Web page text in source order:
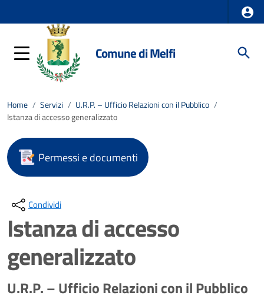
Comune di Melfi
Home / Servizi / U.R.P. – Ufficio Relazioni con il Pubblico /
Istanza di accesso generalizzato
Permessi e documenti
Condividi
Istanza di accesso
generalizzato
U.R.P. – Ufficio Relazioni con il Pubblico